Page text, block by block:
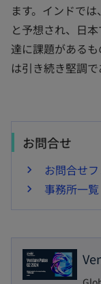
ます。インドで
と予想され、日
達に課題がある
は引き続き堅調で
お問合せ
お問合せ
事務所一覧